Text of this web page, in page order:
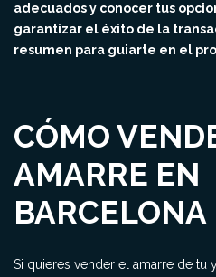
adecuados y conocer tus
garantizar el éxito de la
resumen para guiarte en el
CÓMO
AMARRE EN
BARCELONA
Si quieres vender el amarre de tu